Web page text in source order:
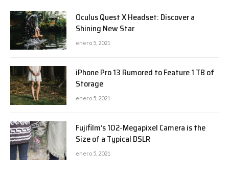
Oculus Quest X Headset: Discover a
Shining New Star
enero 5, 2021
iPhone Pro 13 Rumored to Feature 1 TB of
Storage
enero 5, 2021
Fujifilm’s 102-Megapixel Camera is the
Size of a Typical DSLR
enero 5, 2021